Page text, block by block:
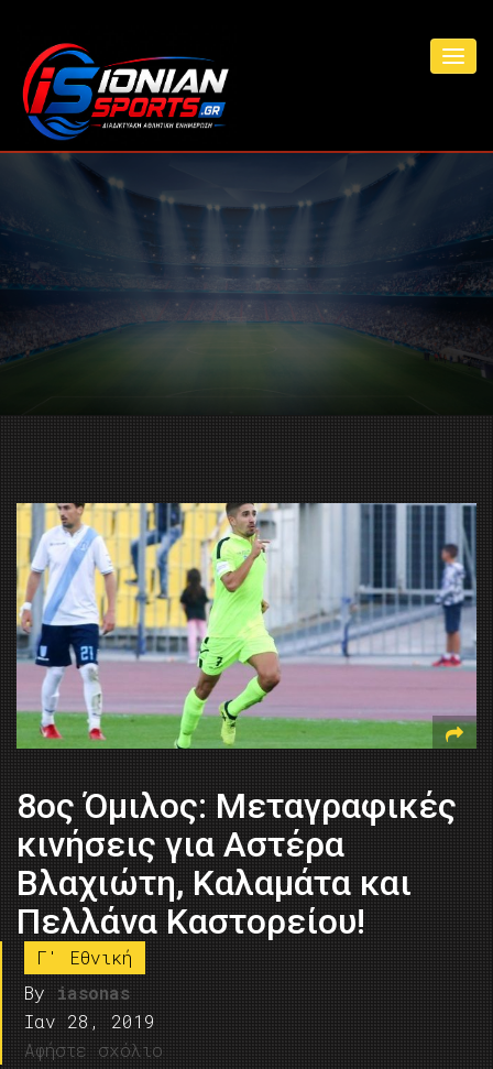
8ος Όμιλος: Μεταγραφικές
κινήσεις για Αστέρα
Βλαχιώτη, Καλαμάτα και
Πελλάνα Καστορείου!
Γ' Εθνική
By iasonas
Ιαν 28, 2019
Αφήστε σχόλιο